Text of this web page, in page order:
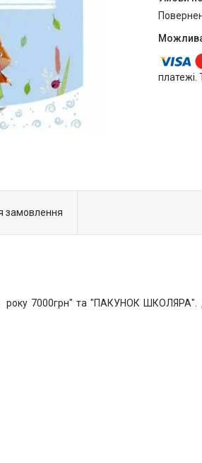
платежі.
замовлення
7000грн" та "ПАКУНОК ШКОЛЯРА".